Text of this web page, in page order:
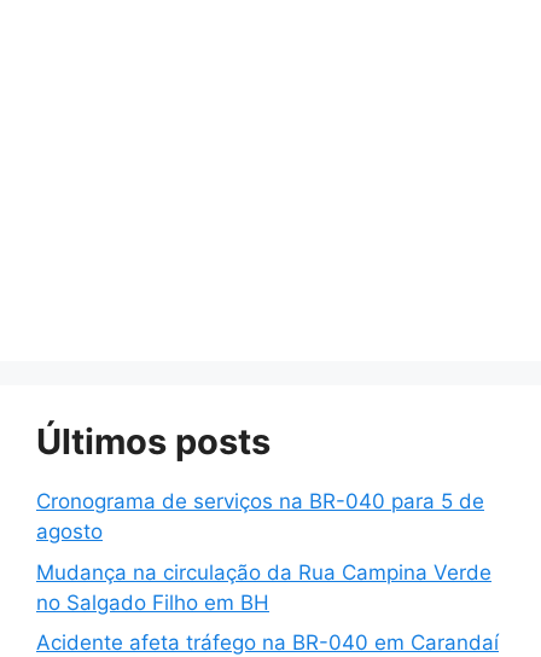
Últimos posts
Cronograma de serviços na BR-040 para 5 de
agosto
Mudança na circulação da Rua Campina Verde
no Salgado Filho em BH
Acidente afeta tráfego na BR-040 em Carandaí